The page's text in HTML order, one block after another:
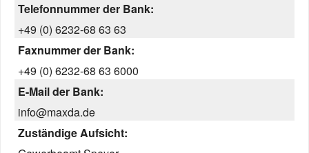
Telefonnummer der Bank:
+49 (0) 6232-68 63 63
Faxnummer der Bank:
+49 (0) 6232-68 63 6000
E-Mail der Bank:
info@maxda.de
Zuständige Aufsicht: